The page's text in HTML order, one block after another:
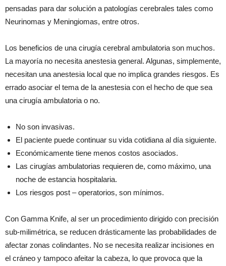
pensadas para dar solución a patologías cerebrales tales como
Neurinomas y Meningiomas, entre otros.
Los beneficios de una cirugía cerebral ambulatoria son muchos.
La mayoría no necesita anestesia general. Algunas, simplemente,
necesitan una anestesia local que no implica grandes riesgos. Es
errado asociar el tema de la anestesia con el hecho de que sea
una cirugía ambulatoria o no.
No son invasivas.
El paciente puede continuar su vida cotidiana al día siguiente.
Económicamente tiene menos costos asociados.
Las cirugías ambulatorias requieren de, como máximo, una
noche de estancia hospitalaria.
Los riesgos post – operatorios, son mínimos.
Con Gamma Knife, al ser un procedimiento dirigido con precisión
sub-milimétrica, se reducen drásticamente las probabilidades de
afectar zonas colindantes. No se necesita realizar incisiones en
el cráneo y tampoco afeitar la cabeza, lo que provoca que la